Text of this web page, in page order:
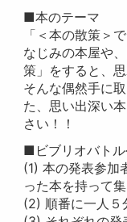
■本のテーマ
「＜本の散策＞
なじみの本屋や
策」をすると、
そんな偶然手に
た、思い出深い
さい！！
■ビブリオバト
(1) 本の発表参加
った本を持って集
(2) 順番に一人５